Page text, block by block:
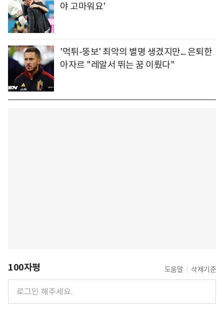
야 고마워요'
'먹튀-뚱보' 최악의 별명 생겼지만... 은퇴한
아자르 "레알서 뛰는 꿈 이뤘다"
100자평 도움말 삭제기준